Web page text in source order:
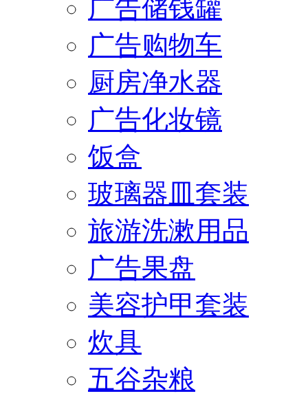
广告储钱罐
广告购物车
厨房净水器
广告化妆镜
饭盒
玻璃器皿套装
旅游洗漱用品
广告果盘
美容护甲套装
炊具
五谷杂粮